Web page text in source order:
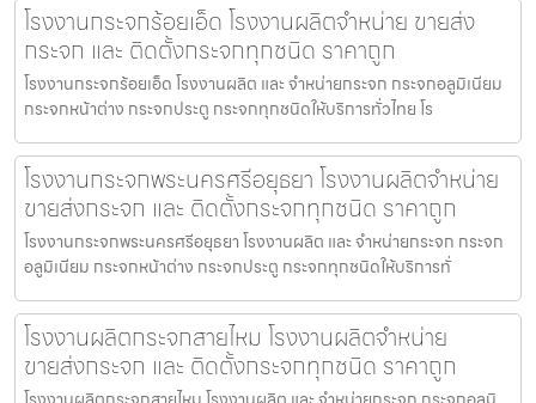
โรงงานกระจกร้อยเอ็ด โรงงานผลิตจำหน่าย ขายส่ง
กระจก และ ติดตั้งกระจกทุกชนิด ราคาถูก
โรงงานกระจกร้อยเอ็ด โรงงานผลิต และ จำหน่ายกระจก กระจกอลูมิเนียม
กระจกหน้าต่าง กระจกประตู กระจกทุกชนิดให้บริการทั่วไทย โร
โรงงานกระจกพระนครศรีอยุธยา โรงงานผลิตจำหน่าย
ขายส่งกระจก และ ติดตั้งกระจกทุกชนิด ราคาถูก
โรงงานกระจกพระนครศรีอยุธยา โรงงานผลิต และ จำหน่ายกระจก กระจก
อลูมิเนียม กระจกหน้าต่าง กระจกประตู กระจกทุกชนิดให้บริการทั่
โรงงานผลิตกระจกสายไหม โรงงานผลิตจำหน่าย
ขายส่งกระจก และ ติดตั้งกระจกทุกชนิด ราคาถูก